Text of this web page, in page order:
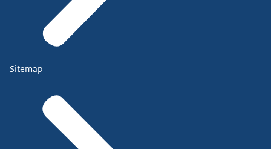
Sitemap